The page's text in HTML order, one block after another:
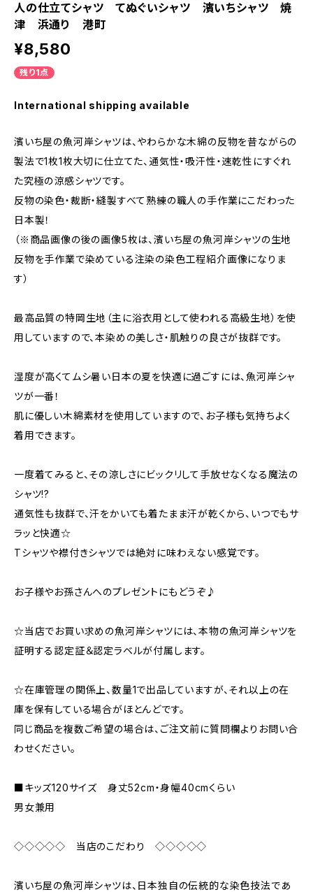
人の仕立てシャツ てぬぐいシャツ 濱いちシャツ 焼
津 浜通り 港町
¥8,580
残り1点
International shipping available
濱いち屋の魚河岸シャツは、やわらかな木綿の反物を昔ながらの
製法で1枚1枚大切に仕立てた、通気性・吸汗性・速乾性にすぐれ
た究極の涼感シャツです。
反物の染色・裁断・縫製すべて熟練の職人の手作業にこだわった
日本製！
（※商品画像の後の画像5枚は、濱いち屋の魚河岸シャツの生地
反物を手作業で染めている注染の染色工程紹介画像になりま
す）
最高品質の特岡生地（主に浴衣用として使われる高級生地）を使
用していますので、本染めの美しさ・肌触りの良さが抜群です。
湿度が高くてムシ暑い日本の夏を快適に過ごすには、魚河岸シャ
ツが一番！
肌に優しい木綿素材を使用していますので、お子様も気持ちよく
着用できます。
一度着てみると、その涼しさにビックリして手放せなくなる魔法の
シャツ!?
通気性も抜群で、汗をかいても着たまま汗が乾くから、いつでもサ
ラッと快適☆
Tシャツや襟付きシャツでは絶対に味わえない感覚です。
お子様やお孫さんへのプレゼントにもどうぞ♪
☆当店でお買い求めの魚河岸シャツには、本物の魚河岸シャツを
証明する認定証＆認定ラベルが付属します。
☆在庫管理の関係上、数量1で出品していますが、それ以上の在
庫を保有している場合がほとんどです。
同じ商品を複数ご希望の場合は、ご注文前に質問欄よりお問い合
わせください。
■キッズ120サイズ 身丈52cm・身幅40cmくらい
男女兼用
◇◇◇◇◇ 当店のこだわり ◇◇◇◇◇
濱いち屋の魚河岸シャツは、日本独自の伝統的な染色技法であ